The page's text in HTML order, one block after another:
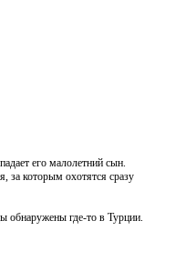
его малолетний сын.
за которым охотятся сразу
обнаружены где-то в Турции.